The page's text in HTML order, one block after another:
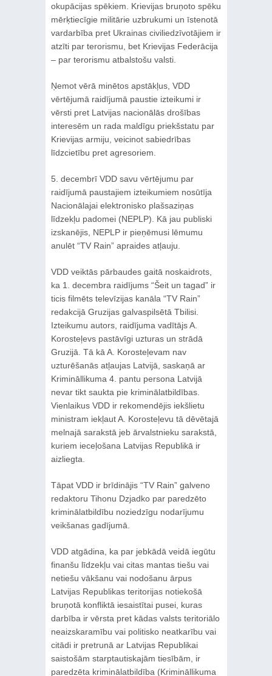
okupācijas spēkiem. Krievijas bruņoto spēku
mērķtiecīgie militārie uzbrukumi un īstenotā
vardarbība pret Ukrainas civiliedzīvotājiem ir
atzīti par terorismu, bet Krievijas Federācija
– par terorismu atbalstošu valsti.
Ņemot vērā minētos apstākļus, VDD
vērtējumā raidījumā paustie izteikumi ir
vērsti pret Latvijas nacionālās drošības
interesēm un rada maldīgu priekšstatu par
Krievijas armiju, veicinot sabiedrības
līdzcietību pret agresoriem.
5. decembrī VDD savu vērtējumu par
raidījumā paustajiem izteikumiem nosūtīja
Nacionālajai elektronisko plašsaziņas
līdzekļu padomei (NEPLP). Kā jau publiski
izskanējis, NEPLP ir pieņēmusi lēmumu
anulēt “TV Rain” apraides atļauju.
VDD veiktās pārbaudes gaitā noskaidrots,
ka 1. decembra raidījums “Šeit un tagad” ir
ticis filmēts televīzijas kanāla “TV Rain”
redakcijā Gruzijas galvaspilsētā Tbilisi.
Izteikumu autors, raidījuma vadītājs A.
Korosteļevs pastāvīgi uzturas un strādā
Gruzijā. Tā kā A. Korosteļevam nav
uzturēšanās atļaujas Latvijā, saskaņā ar
Krimināllikuma 4. pantu persona Latvijā
nevar tikt saukta pie kriminālatbildības.
Vienlaikus VDD ir rekomendējis iekšlietu
ministram iekļaut A. Korosteļevu tā dēvētajā
melnajā sarakstā jeb ārvalstnieku sarakstā,
kuriem ieceļošana Latvijas Republikā ir
aizliegta.
Tāpat VDD ir brīdinājis “TV Rain” galveno
redaktoru Tihonu Dzjadko par paredzēto
kriminālatbildību noziedzīgu nodarījumu
veikšanas gadījumā.
VDD atgādina, ka par jebkādā veidā iegūtu
finanšu līdzekļu vai citas mantas tiešu vai
netiešu vākšanu vai nodošanu ārpus
Latvijas Republikas teritorijas notiekošā
bruņotā konfliktā iesaistītai pusei, kuras
darbība ir vērsta pret kādas valsts teritoriālo
neaizskaramību vai politisko neatkarību vai
citādi ir pretrunā ar Latvijas Republikai
saistošām starptautiskajām tiesībām, ir
paredzēta kriminālatbildība (Krimināllikuma